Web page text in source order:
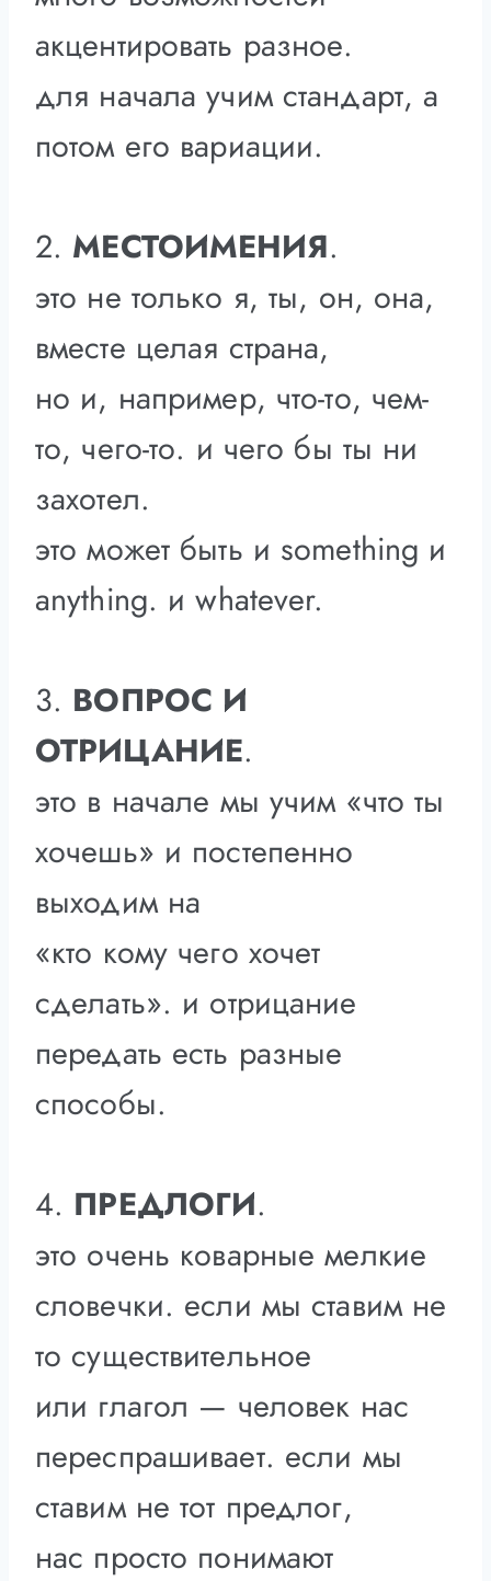
акцентировать разное.
для начала учим стандарт, а
потом его вариации.
2. МЕСТОИМЕНИЯ.
это не только я, ты, он, она,
вместе целая страна,
но и, например, что-то, чем-
то, чего-то. и чего бы ты ни
захотел.
это может быть и something и
anything. и whatever.
3. ВОПРОС И
ОТРИЦАНИЕ.
это в начале мы учим «что ты
хочешь» и постепенно
выходим на
«кто кому чего хочет
сделать». и отрицание
передать есть разные
способы.
4. ПРЕДЛОГИ.
это очень коварные мелкие
словечки. если мы ставим не
то существительное
или глагол — человек нас
переспрашивает. если мы
ставим не тот предлог,
нас просто понимают